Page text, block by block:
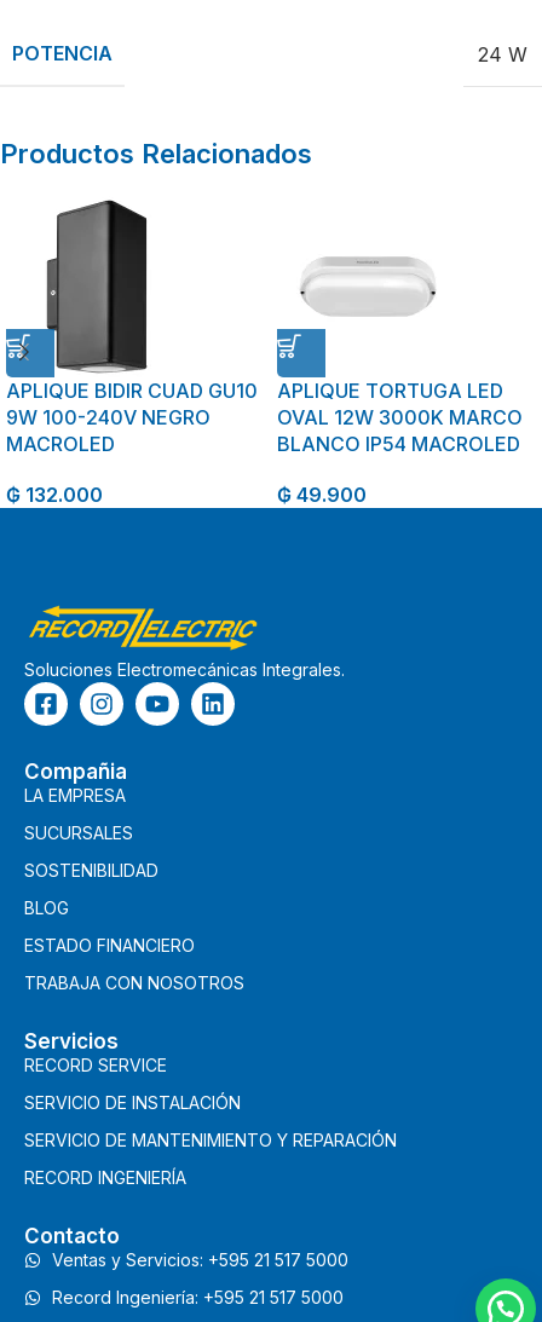
POTENCIA 24 W
Productos Relacionados
APLIQUE BIDIR CUAD GU10
9W 100-240V NEGRO
MACROLED
₲ 132.000
APLIQUE TORTUGA LED
OVAL 12W 3000K MARCO
BLANCO IP54 MACROLED
₲ 49.900
Soluciones Electromecánicas Integrales.
Compañia
LA EMPRESA
SUCURSALES
SOSTENIBILIDAD
BLOG
ESTADO FINANCIERO
TRABAJA CON NOSOTROS
Servicios
RECORD SERVICE
SERVICIO DE INSTALACIÓN
SERVICIO DE MANTENIMIENTO Y REPARACIÓN
RECORD INGENIERÍA
Contacto
Ventas y Servicios: +595 21 517 5000
Record Ingeniería: +595 21 517 5000